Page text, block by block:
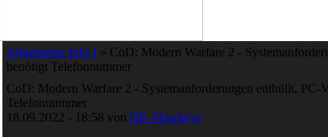
Allgemeine Info I » CoD: Modern Warfare 2 -
benötigt Telefonnummer
CoD: Modern Warfare 2 - Systemanforderungen enthüllt, PC-
Telefonnummer
18.09.2022 - 18:58 von DK-Hawkeye